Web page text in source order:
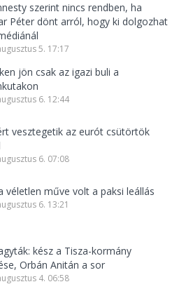
szerint nincs rendben, ha
Péter dönt arról, hogy ki dolgozhat
5. 17:17
jön csak az igazi buli a
6. 12:44
vesztegetik az eurót csütörtök
6. 07:08
véletlen műve volt a paksi leállás
6. 13:21
kész a Tisza-kormány
Orbán Anitán a sor
4. 06:58